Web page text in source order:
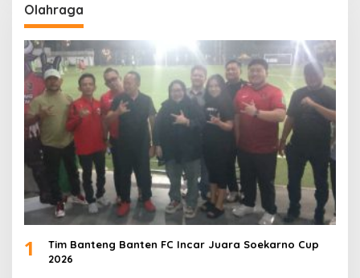
Olahraga
1
Tim Banteng Banten FC Incar Juara Soekarno Cup
2026